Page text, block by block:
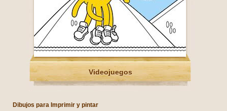
Videojuegos
Dibujos para Imprimir y pintar